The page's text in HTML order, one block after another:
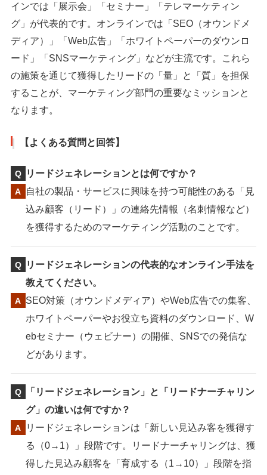
インでは「展示会」「セミナー」「テレマーケティン
グ」が代表的です。オンラインでは「SEO（オウンドメ
ディア）」「Web広告」「ホワイトペーパーのダウンロ
ード」「SNSマーケティング」などが主流です。これら
の施策を通じて獲得したリードの「量」と「質」を担保
することが、マーケティング部門の重要なミッションと
なります。
【よくある質問と回答】
リードジェネレーションとは何ですか？
自社の製品・サービスに興味を持つ可能性のある「見
込み顧客（リード）」の連絡先情報（名刺情報など）
を獲得するためのマーケティング活動のことです。
リードジェネレーションの代表的なオンライン手法を
教えてください。
SEO対策（オウンドメディア）やWeb広告での集客、
ホワイトペーパーやお役立ち資料のダウンロード、W
ebセミナー（ウェビナー）の開催、SNSでの発信な
どがあります。
「リードジェネレーション」と「リードナーチャリン
グ」の違いは何ですか？
リードジェネレーションは「新しい見込み客を獲得す
る（0→1）」段階です。リードナーチャリングは、獲
得した見込み顧客を「育成する（1→10）」段階を指